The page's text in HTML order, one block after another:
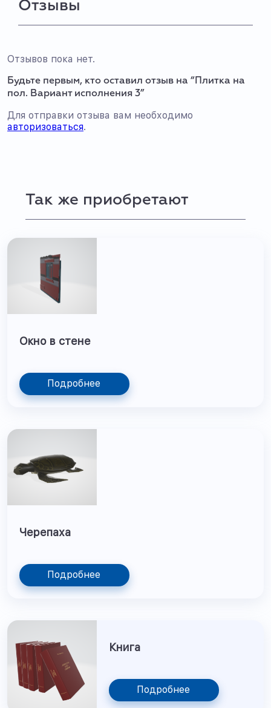
Отзывы
Отзывов пока нет.
Будьте первым, кто оставил отзыв на “Плитка на
пол. Вариант исполнения 3”
Для отправки отзыва вам необходимо
авторизоваться.
Так же приобретают
Окно в стене
Подробнее
Черепаха
Подробнее
Книга
Подробнее